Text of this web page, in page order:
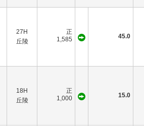
27H
丘陵
正
1,585
45.0
18H
丘陵
正
1,000
15.0